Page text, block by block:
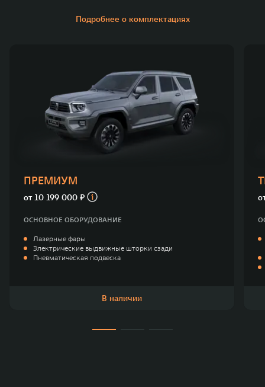
Подробнее о комплектациях
ПРЕМИУМ
от10 199 000 ₽
ОСНОВНОЕ ОБОРУДОВАНИЕ
Лазерные фары
Электрические выдвижные шторки сзади
Пневматическая подвеска
В наличии